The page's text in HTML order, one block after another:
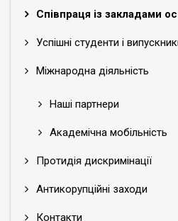
Співпраця із закладами
Успішні студенти і
Міжнародна діяльність
Наші партнери
Академічна мобільність
Протидія дискримінації
Антикорупційні заходи
Контакти